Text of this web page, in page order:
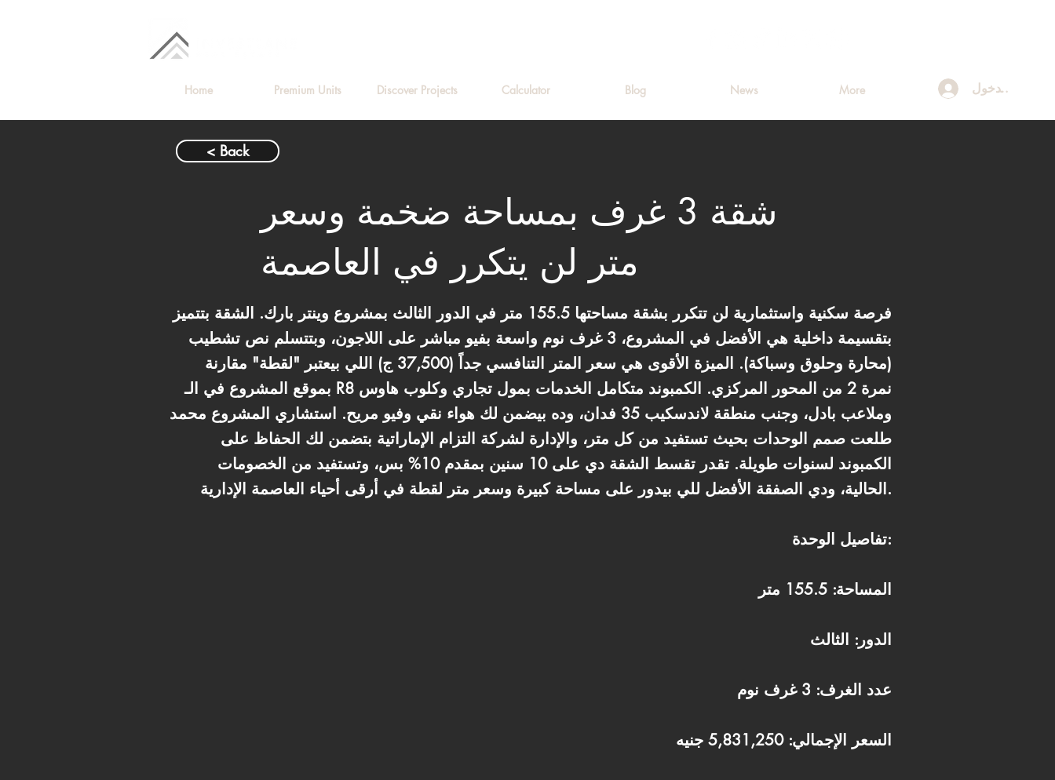
Home Premium Units Discover Projects Calculator Blog News More تسجيل الدخول
< Back
شقة 3 غرف بمساحة ضخمة وسعر
متر لن يتكرر في العاصمة
فرصة سكنية واستثمارية لن تتكرر بشقة مساحتها 155.5 متر في الدور الثالث بمشروع وينتر بارك. الشقة بتتميز
بتقسيمة داخلية هي الأفضل في المشروع، 3 غرف نوم واسعة بفيو مباشر على اللاجون، وبتتسلم نص تشطيب
(محارة وحلوق وسباكة). الميزة الأقوى هي سعر المتر التنافسي جداً (37,500 ج) اللي بيعتبر "لقطة" مقارنة
بموقع المشروع في الـ R8 نمرة 2 من المحور المركزي. الكمبوند متكامل الخدمات بمول تجاري وكلوب هاوس
وملاعب بادل، وجنب منطقة لاندسكيب 35 فدان، وده بيضمن لك هواء نقي وفيو مريح. استشاري المشروع محمد
طلعت صمم الوحدات بحيث تستفيد من كل متر، والإدارة لشركة التزام الإماراتية بتضمن لك الحفاظ على
الكمبوند لسنوات طويلة. تقدر تقسط الشقة دي على 10 سنين بمقدم 10% بس، وتستفيد من الخصومات
الحالية، ودي الصفقة الأفضل للي بيدور على مساحة كبيرة وسعر متر لقطة في أرقى أحياء العاصمة الإدارية.
تفاصيل الوحدة:
المساحة: 155.5 متر
الدور: الثالث
عدد الغرف: 3 غرف نوم
السعر الإجمالي: 5,831,250 جنيه